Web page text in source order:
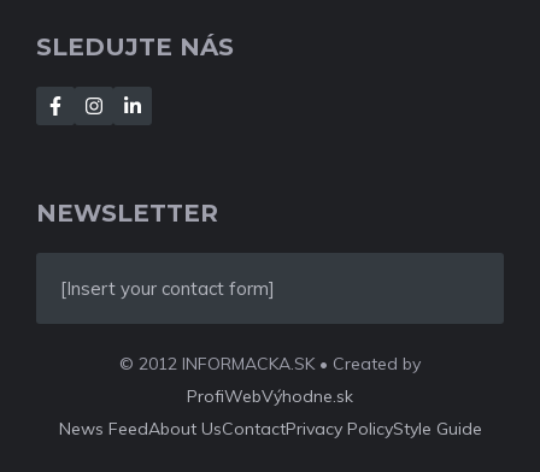
SLEDUJTE NÁS
NEWSLETTER
[Insert your contact form]
© 2012 INFORMACKA.SK • Created by
ProfiWebVýhodne.sk
News FeedAbout UsContactPrivacy PolicyStyle Guide